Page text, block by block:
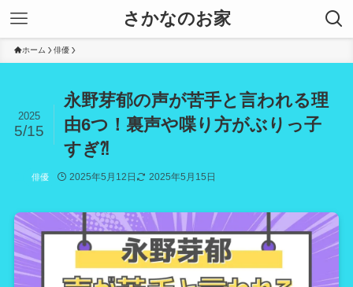
さかなのお家
ホーム 俳優
永野芽郁の声が苦手と言われる理
由6つ！裏声や喋り方がぶりっ子
すぎ⁈
2025
5/15
俳優 2025年5月12日 2025年5月15日